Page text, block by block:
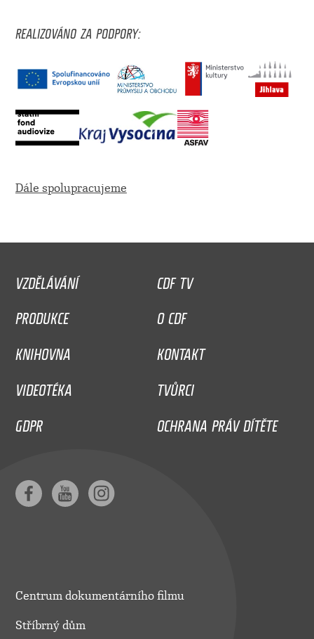
REALIZOVÁNO ZA PODPORY:
Dále spolupracujeme
VZDĚLÁVÁNÍ
CDF TV
PRODUKCE
O CDF
KNIHOVNA
KONTAKT
VIDEOTÉKA
TVŮRCI
GDPR
OCHRANA PRÁV DÍTĚTE
Centrum dokumentárního filmu
Stříbrný dům